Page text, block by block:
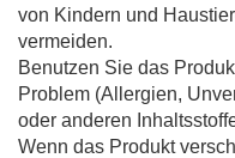
von Kindern und
vermeiden.
Benutzen Sie das
Problem (Allergien,
oder anderen
Wenn das Produkt